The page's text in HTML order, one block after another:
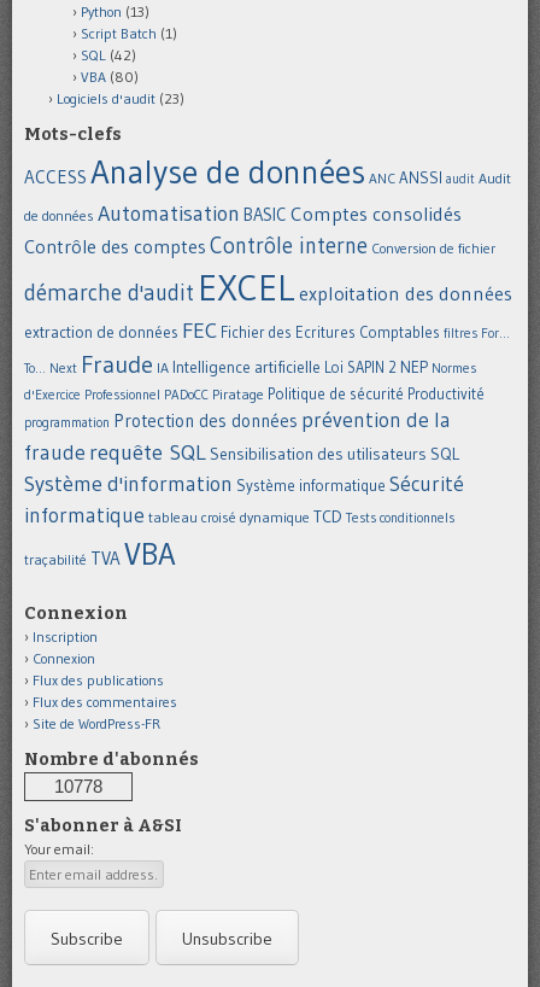
Python (13)
Script Batch (1)
SQL (42)
VBA (80)
Logiciels d'audit (23)
Mots-clefs
ACCESS Analyse de données ANC ANSSI audit Audit
de données Automatisation BASIC Comptes consolidés
Contrôle des comptes Contrôle interne Conversion de fichier
démarche d'audit EXCEL exploitation des données
extraction de données FEC Fichier des Ecritures Comptables filtres For...
To... Next Fraude IA Intelligence artificielle Loi SAPIN 2 NEP Normes
d'Exercice Professionnel PADoCC Piratage Politique de sécurité Productivité
programmation Protection des données prévention de la
fraude requête SQL Sensibilisation des utilisateurs SQL
Système d'information Système informatique Sécurité
informatique tableau croisé dynamique TCD Tests conditionnels
traçabilité TVAVBA
Connexion
Inscription
Connexion
Flux des publications
Flux des commentaires
Site de WordPress-FR
Nombre d'abonnés
10778
S'abonner à A&SI
Your email: